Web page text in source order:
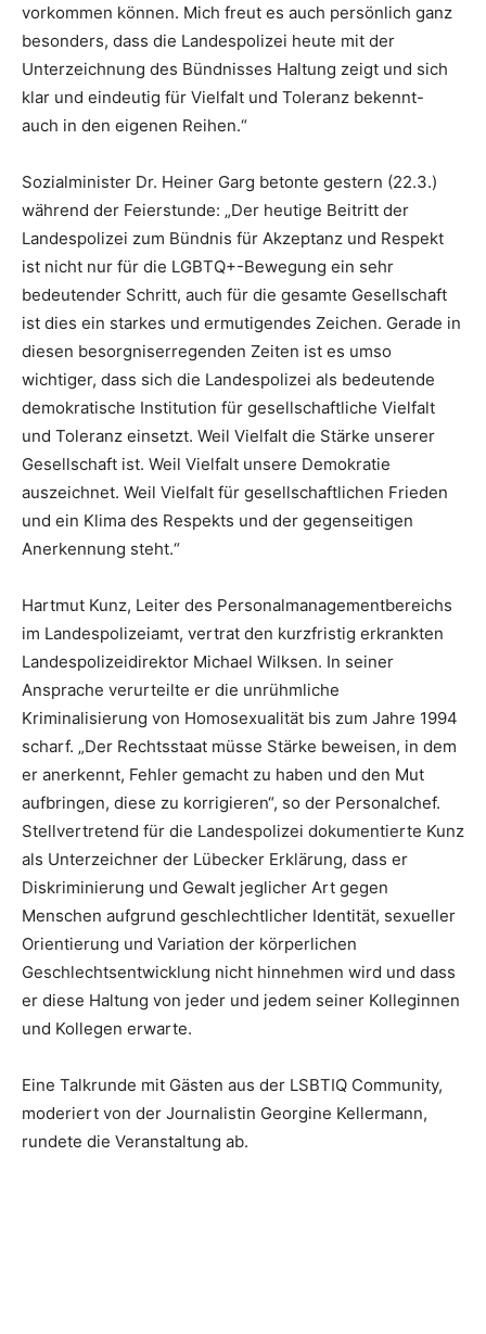
vorkommen können. Mich freut es auch persönlich ganz
besonders, dass die Landespolizei heute mit der
Unterzeichnung des Bündnisses Haltung zeigt und sich
klar und eindeutig für Vielfalt und Toleranz bekennt-
auch in den eigenen Reihen.“
Sozialminister Dr. Heiner Garg betonte gestern (22.3.)
während der Feierstunde: „Der heutige Beitritt der
Landespolizei zum Bündnis für Akzeptanz und Respekt
ist nicht nur für die LGBTQ+-Bewegung ein sehr
bedeutender Schritt, auch für die gesamte Gesellschaft
ist dies ein starkes und ermutigendes Zeichen. Gerade in
diesen besorgniserregenden Zeiten ist es umso
wichtiger, dass sich die Landespolizei als bedeutende
demokratische Institution für gesellschaftliche Vielfalt
und Toleranz einsetzt. Weil Vielfalt die Stärke unserer
Gesellschaft ist. Weil Vielfalt unsere Demokratie
auszeichnet. Weil Vielfalt für gesellschaftlichen Frieden
und ein Klima des Respekts und der gegenseitigen
Anerkennung steht.“
Hartmut Kunz, Leiter des Personalmanagementbereichs
im Landespolizeiamt, vertrat den kurzfristig erkrankten
Landespolizeidirektor Michael Wilksen. In seiner
Ansprache verurteilte er die unrühmliche
Kriminalisierung von Homosexualität bis zum Jahre 1994
scharf. „Der Rechtsstaat müsse Stärke beweisen, in dem
er anerkennt, Fehler gemacht zu haben und den Mut
aufbringen, diese zu korrigieren“, so der Personalchef.
Stellvertretend für die Landespolizei dokumentierte Kunz
als Unterzeichner der Lübecker Erklärung, dass er
Diskriminierung und Gewalt jeglicher Art gegen
Menschen aufgrund geschlechtlicher Identität, sexueller
Orientierung und Variation der körperlichen
Geschlechtsentwicklung nicht hinnehmen wird und dass
er diese Haltung von jeder und jedem seiner Kolleginnen
und Kollegen erwarte.
Eine Talkrunde mit Gästen aus der LSBTIQ Community,
moderiert von der Journalistin Georgine Kellermann,
rundete die Veranstaltung ab.